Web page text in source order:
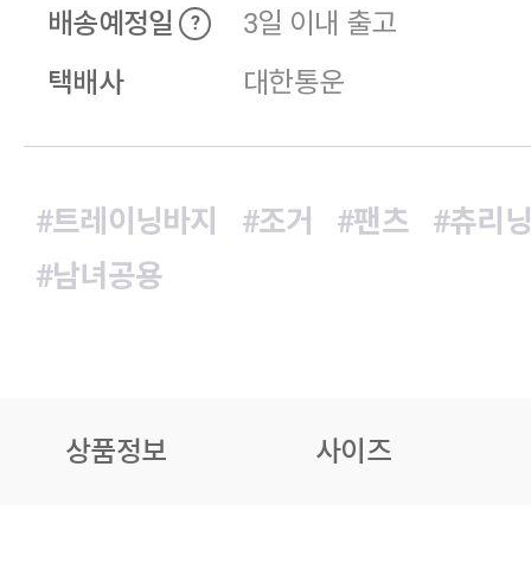
배송예정일
?
3일 이내 출고
택배사
대한통운
#트레이닝바지 #조거 #팬츠
#츄리닝
#남녀공용
상품정보 사이즈